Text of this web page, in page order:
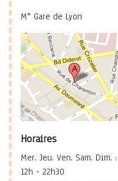
M° Gare de Lyon
Horaires
Mer. Jeu. Ven. Sam. Dim. :
12h - 22h30